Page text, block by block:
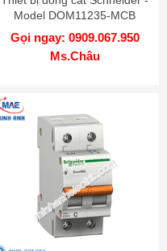
Model DOM11235-MCB
Gọi ngay: 0909.067.950
Ms.Châu